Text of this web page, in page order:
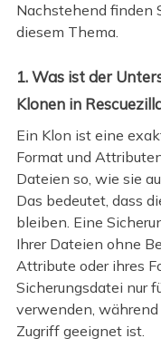
Nachstehend finden
diesem Thema.
1. Was ist der
Klonen in
Ein Klon ist eine
Format und
Dateien so, wie sie
Das bedeutet, dass
bleiben. Eine
Ihrer Dateien ohne
Attribute oder ihres
Sicherungsdatei nur
verwenden,
Zugriff geeignet ist.